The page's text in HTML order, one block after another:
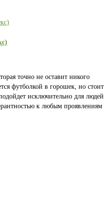
точно не оставит никого
футболкой в горошек, но стоит
исключительно для людей
к любым проявлениям